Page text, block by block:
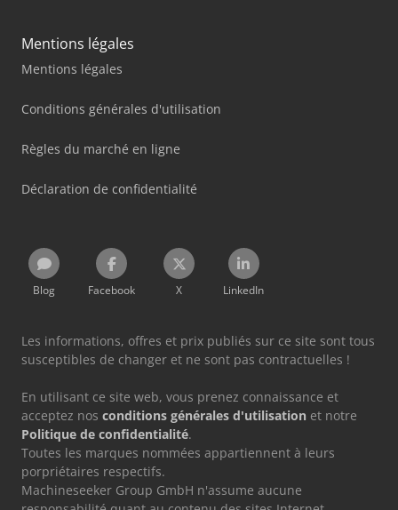
Mentions légales
Mentions légales
Conditions générales d'utilisation
Règles du marché en ligne
Déclaration de confidentialité
Blog Facebook X LinkedIn
Les informations, offres et prix publiés sur ce site sont tous
susceptibles de changer et ne sont pas contractuelles !
En utilisant ce site web, vous prenez connaissance et
acceptez nos conditions générales d'utilisation et notre
Politique de confidentialité.
Toutes les marques nommées appartiennent à leurs
porpriétaires respectifs.
Machineseeker Group GmbH n'assume aucune